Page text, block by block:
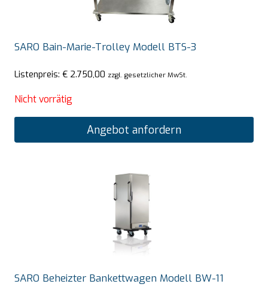
SARO Bain-Marie-Trolley Modell BTS-3
Listenpreis: € 2.750,00 zzgl. gesetzlicher MwSt.
Nicht vorrätig
Angebot anfordern
SARO Beheizter Bankettwagen Modell BW-11